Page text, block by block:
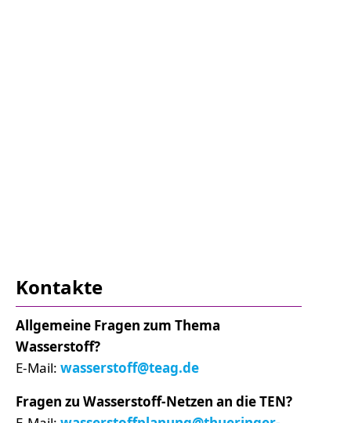
Kontakte
Allgemeine Fragen zum Thema
Wasserstoff?
E-Mail: wasserstoff@teag.de
Fragen zu Wasserstoff-Netzen an die TEN?